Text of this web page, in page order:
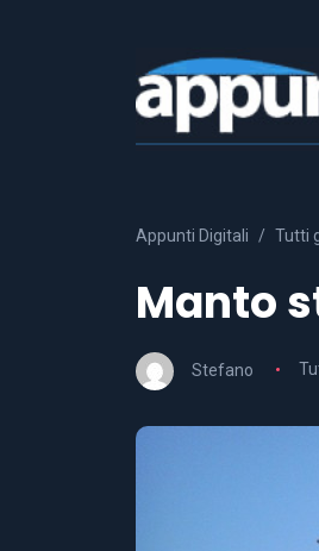
Appunti Digitali Tutti
Manto
Stefano